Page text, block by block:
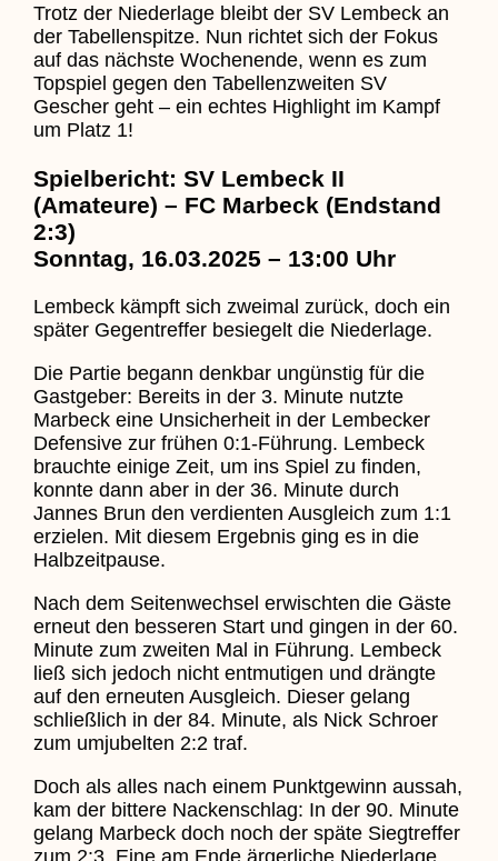
Trotz der Niederlage bleibt der SV Lembeck an
der Tabellenspitze. Nun richtet sich der Fokus
auf das nächste Wochenende, wenn es zum
Topspiel gegen den Tabellenzweiten SV
Gescher geht – ein echtes Highlight im Kampf
um Platz 1!
Spielbericht: SV Lembeck II
(Amateure) – FC Marbeck (Endstand
2:3)
Sonntag, 16.03.2025 – 13:00 Uhr
Lembeck kämpft sich zweimal zurück, doch ein
später Gegentreffer besiegelt die Niederlage.
Die Partie begann denkbar ungünstig für die
Gastgeber: Bereits in der 3. Minute nutzte
Marbeck eine Unsicherheit in der Lembecker
Defensive zur frühen 0:1-Führung. Lembeck
brauchte einige Zeit, um ins Spiel zu finden,
konnte dann aber in der 36. Minute durch
Jannes Brun den verdienten Ausgleich zum 1:1
erzielen. Mit diesem Ergebnis ging es in die
Halbzeitpause.
Nach dem Seitenwechsel erwischten die Gäste
erneut den besseren Start und gingen in der 60.
Minute zum zweiten Mal in Führung. Lembeck
ließ sich jedoch nicht entmutigen und drängte
auf den erneuten Ausgleich. Dieser gelang
schließlich in der 84. Minute, als Nick Schroer
zum umjubelten 2:2 traf.
Doch als alles nach einem Punktgewinn aussah,
kam der bittere Nackenschlag: In der 90. Minute
gelang Marbeck doch noch der späte Siegtreffer